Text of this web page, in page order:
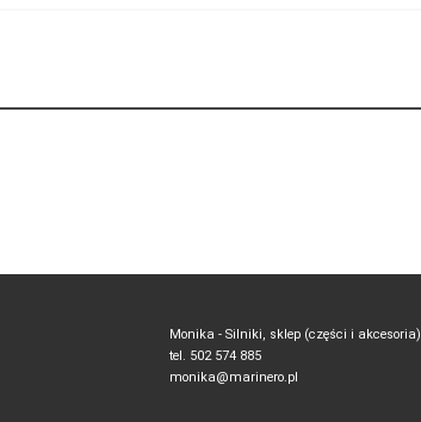
Monika - Silniki, sklep (części i akcesoria)
tel. 502 574 885
monika@marinero.pl